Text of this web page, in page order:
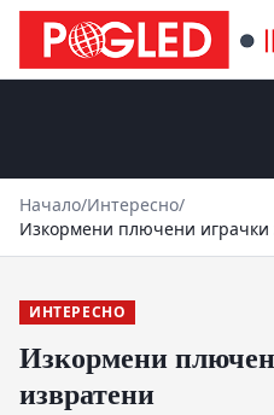
Начало/Интересно/
Изкормени плючени играчки
ИНТЕРЕСНО
Изкормени
извратени